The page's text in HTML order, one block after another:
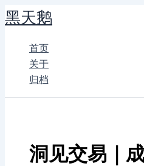
跳
至
黑天鹅
首页
关于
归档
洞见交易｜